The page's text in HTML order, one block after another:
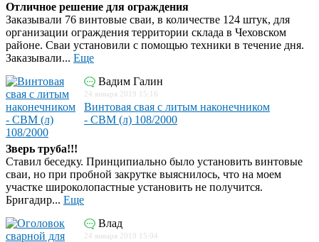
Отличное решение для ограждения
Заказывали 76 винтовые сваи, в количестве 124 штук, для
организации ограждения территории склада в Чеховском
районе. Сваи установили с помощью техники в течение дня.
Заказывали... Еще
Вадим Галин
24 января 2019 15:16
Винтовая свая с литым наконечником
- СВМ (л) 108/2000
Зверь труба!!!
Ставил беседку. Принципиально было установить винтовые
сваи, но при пробной закрутке выяснилось, что на моем
участке широколопастные установить не получится.
Бригадир... Еще
Влад
24 января 2019 15:04